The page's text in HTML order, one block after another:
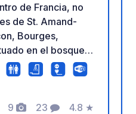
de Francia, no
de St. Amand-
Bourges,
en el bosque
los bosques de
de Europa, ofrece
la naturaleza y la
9 23 4.8 ★